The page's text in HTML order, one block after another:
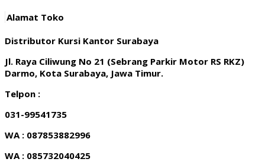
Alamat Toko
Distributor Kursi Kantor Surabaya
Jl. Raya Ciliwung No 21 (Sebrang Parkir Motor RS RKZ)
Darmo, Kota Surabaya, Jawa Timur.
Telpon :
031-99541735
WA : 087853882996
WA : 085732040425